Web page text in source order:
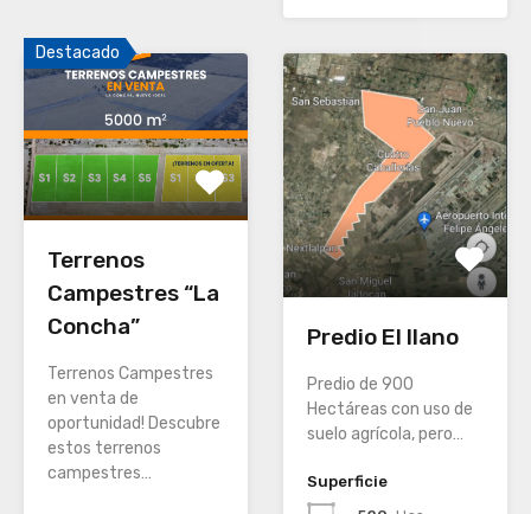
Destacado
Terrenos
Campestres “La
Concha”
Terrenos Campestres
en venta de
oportunidad! Descubre
estos terrenos
campestres…
Predio El llano
Predio de 900
Hectáreas con uso de
suelo agrícola, pero…
Superficie